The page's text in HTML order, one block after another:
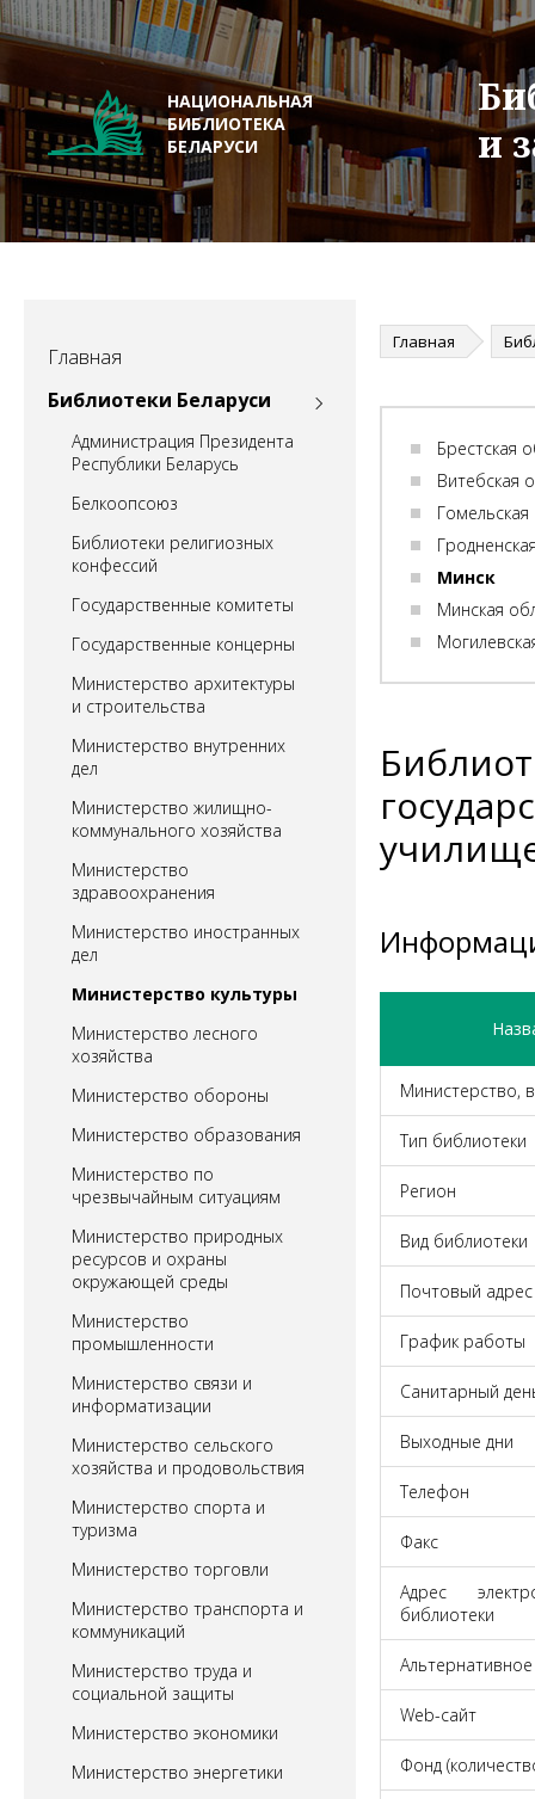
НАЦИОНАЛЬНАЯ
БИБЛИОТЕКА
БЕЛАРУСИ
и
Главная
Библиотеки Беларуси
Администрация Президента
Республики Беларусь
Белкоопсоюз
Библиотеки религиозных
конфессий
Государственные комитеты
Государственные концерны
Министерство архитектуры
и строительства
Министерство внутренних
дел
Министерство жилищно-
коммунального хозяйства
Министерство
здравоохранения
Министерство иностранных
дел
Министерство культуры
Министерство лесного
хозяйства
Министерство обороны
Министерство образования
Министерство по
чрезвычайным ситуациям
Министерство природных
ресурсов и охраны
окружающей среды
Министерство
промышленности
Министерство связи и
информатизации
Министерство сельского
хозяйства и продовольствия
Министерство спорта и
туризма
Министерство торговли
Министерство транспорта и
коммуникаций
Министерство труда и
социальной защиты
Министерство экономики
Министерство энергетики
Главная
Брестская
Витебская
Минск
Минская
Министерство,
Тип библиотеки
Регион
Вид библиотеки
Почтовый адрес
График работы
Санитарный
Выходные дни
Телефон
Факс
Адрес
библиотеки
Web-cайт
Фонд